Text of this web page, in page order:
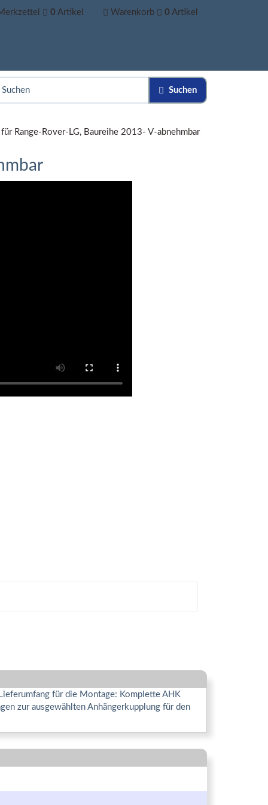
0 Artikel Warenkorb 0 Artikel
Suchen
Range-Rover-LG, Baureihe 2013- V-abnehmbar
für die Montage: Komplette AHK
zur ausgewählten Anhängerkupplung für den